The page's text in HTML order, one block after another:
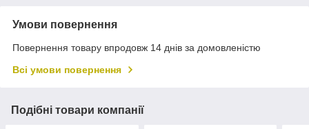
Умови повернення
Повернення товару впродовж 14 днів за домовленістю
Всі умови повернення
Подібні товари компанії